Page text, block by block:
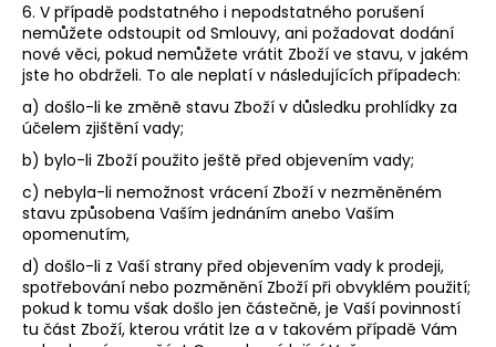
6. V případě podstatného i nepodstatného porušení
nemůžete odstoupit od Smlouvy, ani požadovat dodání
nové věci, pokud nemůžete vrátit Zboží ve stavu, v jakém
jste ho obdrželi. To ale neplatí v následujících případech:
a) došlo-li ke změně stavu Zboží v důsledku prohlídky za
účelem zjištění vady;
b) bylo-li Zboží použito ještě před objevením vady;
c) nebyla-li nemožnost vrácení Zboží v nezměněném
stavu způsobena Vaším jednáním anebo Vaším
opomenutím,
d) došlo-li z Vaší strany před objevením vady k prodeji,
spotřebování nebo pozměnění Zboží při obvyklém použití;
pokud k tomu však došlo jen částečně, je Vaší povinností
tu část Zboží, kterou vrátit lze a v takovém případě Vám